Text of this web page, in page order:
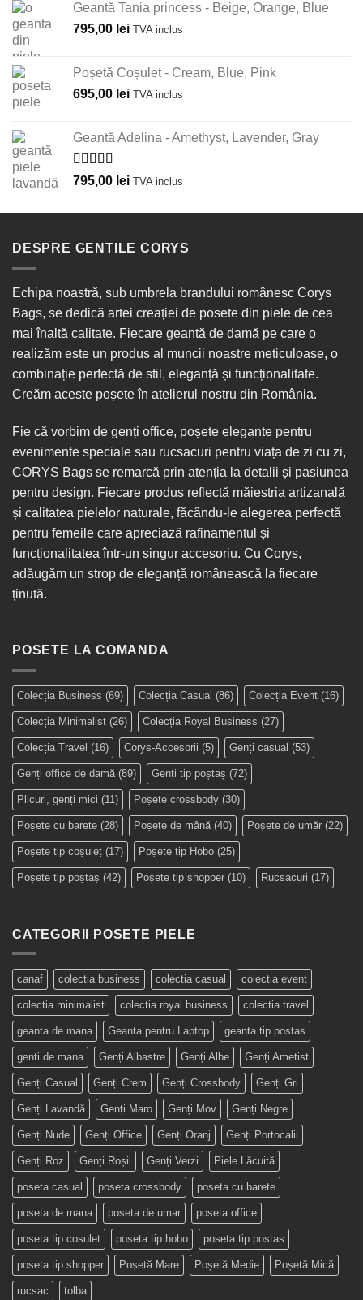
550,00 lei
595,00 lei
Geantă Tania princess - Beige, Orange, Blue
795,00 lei TVA inclus
Poșetă Coșulet - Cream, Blue, Pink
695,00 lei TVA inclus
Geantă Adelina - Amethyst, Lavender, Gray
Evaluat la
din 5
795,00 lei TVA inclus
DESPRE GENTILE CORYS
Echipa noastră, sub umbrela brandului românesc Corys
Bags, se dedică artei creației de posete din piele de cea
mai înaltă calitate. Fiecare geantă de damă pe care o
realizăm este un produs al muncii noastre meticuloase, o
combinație perfectă de stil, eleganță și funcționalitate.
Creăm aceste poșete în atelierul nostru din România.
Fie că vorbim de genți office, poșete elegante pentru
evenimente speciale sau rucsacuri pentru viața de zi cu zi,
CORYS Bags se remarcă prin atenția la detalii și pasiunea
pentru design. Fiecare produs reflectă măiestria artizanală
și calitatea pielelor naturale, făcându-le alegerea perfectă
pentru femeile care apreciază rafinamentul și
funcționalitatea într-un singur accesoriu. Cu Corys,
adăugăm un strop de eleganță românească la fiecare
ținută.
POSETE LA COMANDA
Colecția Business (69) Colecția Casual (86) Colecția Event (16)
Colecția Minimalist (26) Colecția Royal Business (27)
Colecția Travel (16) Corys-Accesorii (5) Genți casual (53)
Genți office de damă (89) Genți tip poștaș (72)
Plicuri, genți mici (11) Poșete crossbody (30)
Poșete cu barete (28) Poșete de mână (40) Poșete de umăr (22)
Poșete tip coșuleț (17) Poșete tip Hobo (25)
Poșete tip poștaș (42) Poșete tip shopper (10) Rucsacuri (17)
CATEGORII POSETE PIELE
canaf colectia business colectia casual colectia event
colectia minimalist colectia royal business colectia travel
geanta de mana Geanta pentru Laptop geanta tip postas
genti de mana Genți Albastre Genți Albe Genți Ametist
Genți Casual Genți Crem Genți Crossbody Genți Gri
Genți Lavandă Genți Maro Genți Mov Genți Negre
Genți Nude Genți Office Genți Oranj Genți Portocalii
Genți Roz Genți Roșii Genți Verzi Piele Lăcuită
poseta casual poseta crossbody poseta cu barete
poseta de mana poseta de umar poseta office
poseta tip cosulet poseta tip hobo poseta tip postas
poseta tip shopper Poșetă Mare Poșetă Medie Poșetă Mică
rucsac tolba